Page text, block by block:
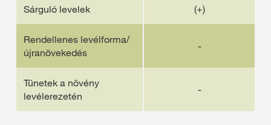
Sárguló levelek (+)
Rendellenes levélforma/
újranövekedés
-
Tünetek a növény
levélerezetén
-